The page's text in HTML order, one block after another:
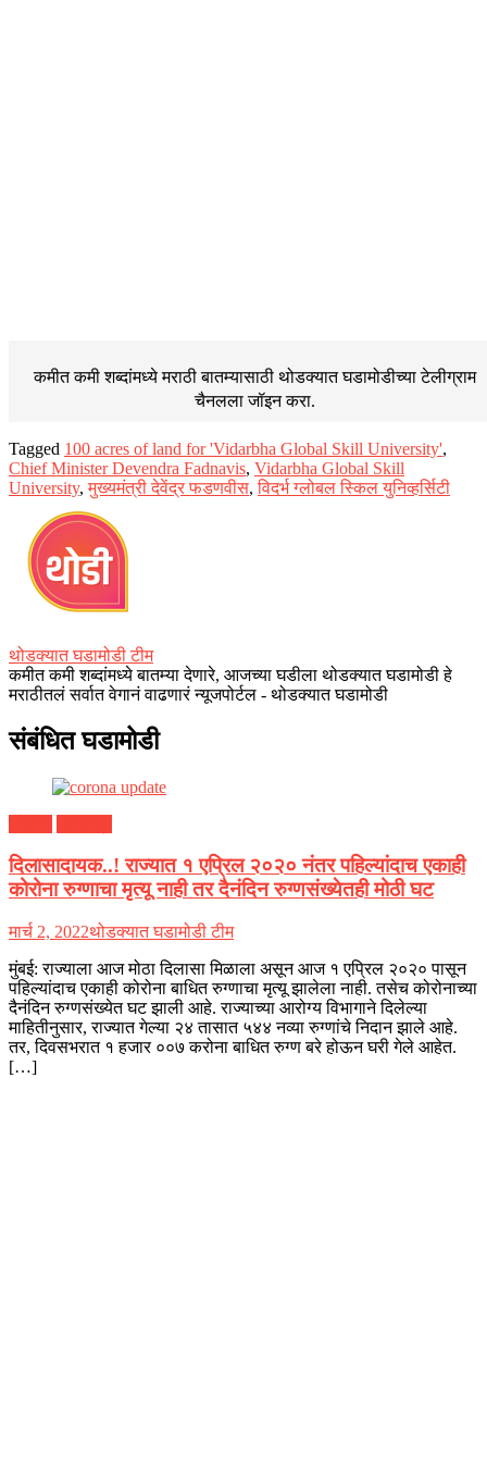
कमीत कमी शब्दांमध्ये मराठी बातम्यासाठी थोडक्यात घडामोडीच्याटेलीग्राम
चैनलला जॉइन करा.
Tagged 100 acres of land for 'Vidarbha Global Skill University',
Chief Minister Devendra Fadnavis, Vidarbha Global Skill
University,मुख्यमंत्री देवेंद्र फडणवीस,विदर्भ ग्लोबल स्किल युनिव्हर्सिटी
थोडक्यात घडामोडी टीम
कमीत कमी शब्दांमध्ये बातम्या देणारे, आजच्या घडीला थोडक्यात घडामोडी हे
मराठीतलं सर्वात वेगानं वाढणारं न्यूजपोर्टल - थोडक्यात घडामोडी
संबंधित घडामोडी
दिलासादायक..! राज्यात १ एप्रिल २०२० नंतर पहिल्यांदाच एकाही
कोरोना रुग्णाचा मृत्यू नाही तर दैनंदिन रुग्णसंख्येतही मोठी घट
मार्च 2, 2022थोडक्यात घडामोडी टीम
मुंबई: राज्याला आज मोठा दिलासा मिळाला असून आज १ एप्रिल २०२० पासून
पहिल्यांदाच एकाही कोरोना बाधित रुग्णाचा मृत्यू झालेला नाही. तसेच कोरोनाच्या
दैनंदिन रुग्णसंख्येत घट झाली आहे. राज्याच्या आरोग्य विभागाने दिलेल्या
माहितीनुसार, राज्यात गेल्या २४ तासात ५४४ नव्या रुग्णांचे निदान झाले आहे.
तर, दिवसभरात १ हजार ००७ करोना बाधित रुग्ण बरे होऊन घरी गेले आहेत.
[…]